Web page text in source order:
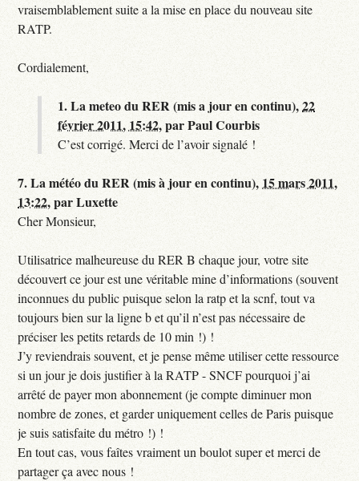
vraisemblablement suite a la mise en place du nouveau site
RATP.
Cordialement,
1.La meteo du RER (mis a jour en continu),22
février 2011, 15:42,parPaul Courbis
C’est corrigé. Merci de l’avoir signalé !
7.La météo du RER (mis à jour en continu), 15 mars 2011,
13:22,parLuxette
Cher Monsieur,
Utilisatrice malheureuse du RER B chaque jour, votre site
découvert ce jour est une véritable mine d’informations (souvent
inconnues du public puisque selon la ratp et la scnf, tout va
toujours bien sur la ligne b et qu’il n’est pas nécessaire de
préciser les petits retards de 10 min !) !
J’y reviendrais souvent, et je pense même utiliser cette ressource
si un jour je dois justifier à la RATP - SNCF pourquoi j’ai
arrêté de payer mon abonnement (je compte diminuer mon
nombre de zones, et garder uniquement celles de Paris puisque
je suis satisfaite du métro !) !
En tout cas, vous faîtes vraiment un boulot super et merci de
partager ça avec nous !